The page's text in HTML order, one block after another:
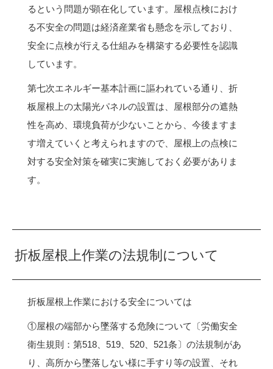
るという問題が顕在化しています。屋根点検におけ
る不安全の問題は経済産業省も懸念を示しており、
安全に点検が行える仕組みを構築する必要性を認識
しています。
第七次エネルギー基本計画に謳われている通り、折
板屋根上の太陽光パネルの設置は、屋根部分の遮熱
性を高め、環境負荷が少ないことから、今後ますま
す増えていくと考えられますので、屋根上の点検に
対する安全対策を確実に実施しておく必要がありま
す。
折板屋根上作業の法規制について
折板屋根上作業における安全については
①屋根の端部から墜落する危険について〔労働安全
衛生規則：第518、519、520、521条〕の法規制があ
り、高所から墜落しない様に手すり等の設置、それ